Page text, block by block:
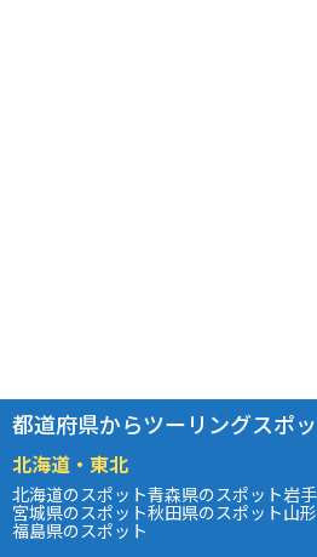
都道府県からツーリングスポ
北海道・東北
北海道のスポット青森県のスポット岩
宮城県のスポット秋田県のスポット山
福島県のスポット